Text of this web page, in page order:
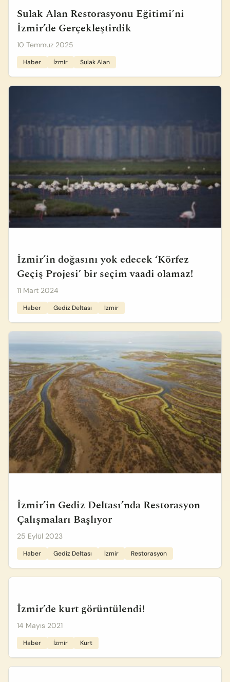
Sulak Alan Restorasyonu Eğitimi’ni
İzmir’de Gerçekleştirdik
10 Temmuz 2025
Haber İzmir Sulak Alan
İzmir’in doğasını yok edecek ‘Körfez
Geçiş Projesi’ bir seçim vaadi olamaz!
11 Mart 2024
Haber Gediz Deltası İzmir
İzmir’in Gediz Deltası’nda Restorasyon
Çalışmaları Başlıyor
25 Eylül 2023
Haber Gediz Deltası İzmir Restorasyon
İzmir’de kurt görüntülendi!
14 Mayıs 2021
Haber İzmir Kurt